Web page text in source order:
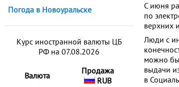
Погода в Новоуральске
Курс иностранной валюты ЦБ
РФ на 07.08.2026
Валюта
Продажа
RUB
С июня
по
верхних
Люди с
можно
выдачи
в